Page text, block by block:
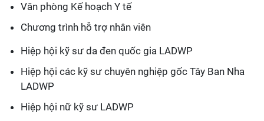
Văn phòng Kế hoạch Y tế
Chương trình hỗ trợ nhân viên
Hiệp hội kỹ sư da đen quốc gia LADWP
Hiệp hội các kỹ sư chuyên nghiệp gốc Tây Ban Nha
LADWP
Hiệp hội nữ kỹ sư LADWP